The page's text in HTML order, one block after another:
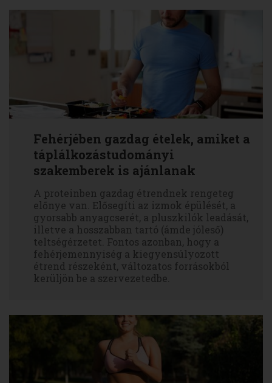
Fehérjében gazdag ételek, amiket a
táplálkozástudományi
szakemberek is ajánlanak
A proteinben gazdag étrendnek rengeteg
előnye van. Elősegíti az izmok épülését, a
gyorsabb anyagcserét, a pluszkilók leadását,
illetve a hosszabban tartó (ámde jóleső)
teltségérzetet. Fontos azonban, hogy a
fehérjemennyiség a kiegyensúlyozott
étrend részeként, változatos forrásokból
kerüljön be a szervezetedbe.